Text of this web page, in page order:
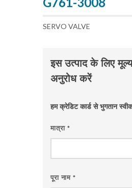
SERVO VALVE
इस उत्पाद के लिए
अनुरोध करें
हम क्रेडिट कार्ड से भुगतान
मात्रा *
पूरा नाम *